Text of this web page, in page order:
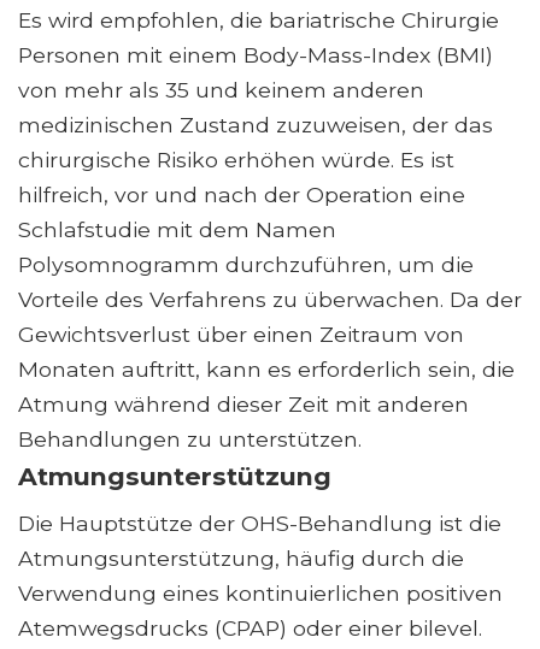
Es wird empfohlen, die bariatrische Chirurgie
Personen mit einem Body-Mass-Index (BMI)
von mehr als 35 und keinem anderen
medizinischen Zustand zuzuweisen, der das
chirurgische Risiko erhöhen würde. Es ist
hilfreich, vor und nach der Operation eine
Schlafstudie mit dem Namen
Polysomnogramm durchzuführen, um die
Vorteile des Verfahrens zu überwachen. Da der
Gewichtsverlust über einen Zeitraum von
Monaten auftritt, kann es erforderlich sein, die
Atmung während dieser Zeit mit anderen
Behandlungen zu unterstützen.
Atmungsunterstützung
Die Hauptstütze der OHS-Behandlung ist die
Atmungsunterstützung, häufig durch die
Verwendung eines kontinuierlichen positiven
Atemwegsdrucks (CPAP) oder einer bilevel.